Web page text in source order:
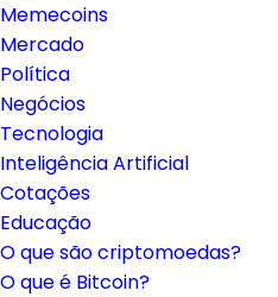
Memecoins
Mercado
Política
Negócios
Tecnologia
Inteligência Artificial
Cotações
Educação
O que são criptomoedas?
O que é Bitcoin?